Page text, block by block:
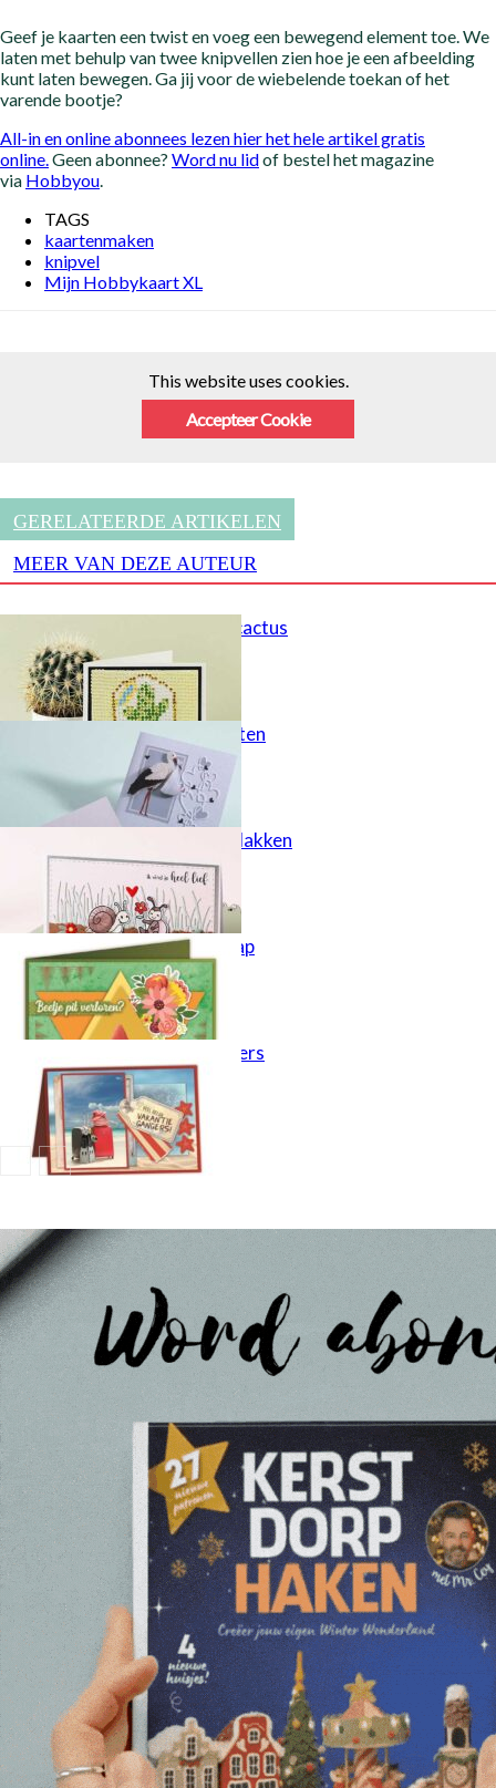
Geef je kaarten een twist en voeg een bewegend element toe. We
laten met behulp van twee knipvellen zien hoe je een afbeelding
kunt laten bewegen. Ga jij voor de wiebelende toekan of het
varende bootje?
All-in en online abonnees lezen hier het hele artikel gratis
online.Geen abonnee? Word nu lidof bestel het magazine
via Hobbyou.
TAGS
kaartenmaken
knipvel
Mijn Hobbykaart XL
This website uses cookies.
Accepteer Cookie
GERELATEERDE ARTIKELEN
MEER VAN DEZE AUTEUR
Glinsterende cactus
Ooievaarkaarten
Kaarten met slakken
Veel beterschap
Vakantiegangers